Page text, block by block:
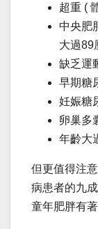
超重 (
中央肥
大過89
缺乏運
早期糖
妊娠糖
卵巢多
年齡大
但更值得注
病患者的九
童年肥胖有